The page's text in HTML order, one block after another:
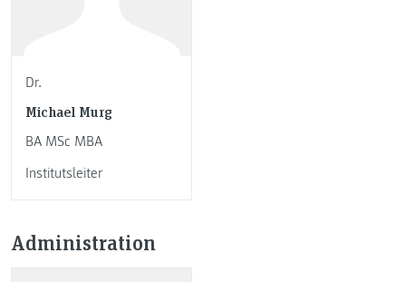
Dr.
Michael Murg
BA MSc MBA
Institutsleiter
Administration